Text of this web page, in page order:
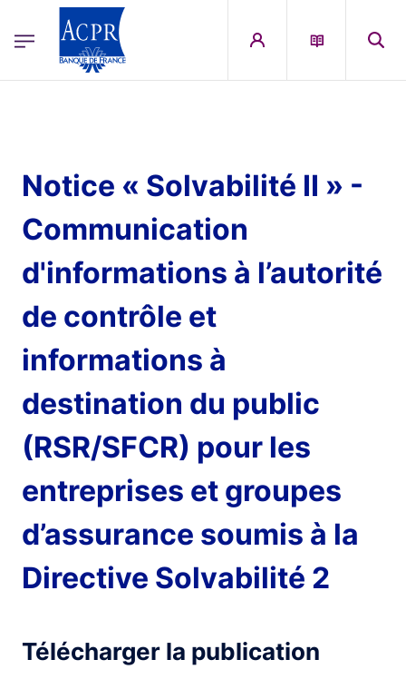
ACPR Menu Principal (French)
Notice « Solvabilité II » -
Communication
d'informations à l’autorité
de contrôle et
informations à
destination du public
(RSR/SFCR) pour les
entreprises et groupes
d’assurance soumis à la
Directive Solvabilité 2
Télécharger la publication